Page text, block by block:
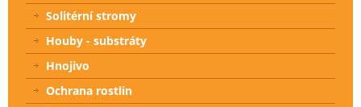
Solitérní stromy
Houby - substráty
Hnojivo
Ochrana rostlin